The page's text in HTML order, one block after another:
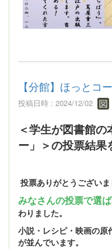
【分館】ほっとコ
投稿日時 : 2024/12/02
＜学生が図書館
ー」＞の投票結果
投票ありがとうございま
みなさんの投票で選
わりました。
小説・レシピ・映画の原
が並んでいます。